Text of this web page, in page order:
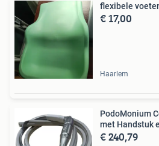
flexibele
€ 17,00
Haarlem
PodoMonium
met Handstuk
€ 240,79